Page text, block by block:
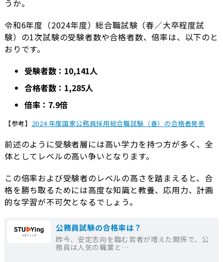
うか。
令和6年度（2024年度）総合職試験（春／大卒程度試
験）の1次試験の受験者数や合格者数、倍率は、以下のと
おりです。
受験者数：10,141人
合格者数：1,285人
倍率：7.9倍
【参考】 2024 年度国家公務員採用総合職試験（春）の合格者発表
前述のように受験者層には高い学力を持つ方が多く、全
体としてレベルの高い争いとなります。
この倍率および受験者のレベルの高さを踏まえると、合
格を勝ち取るためには高度な知識と教養、応用力、計画
的な学習が不可欠となるでしょう。
公務員試験の合格率は？
昨今、安定志向を臨む若者が増えた関係で、公
務員は人気の職業と…